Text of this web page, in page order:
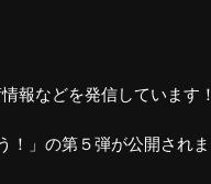
報などを発信しています！
！」の第５弾が公開されま